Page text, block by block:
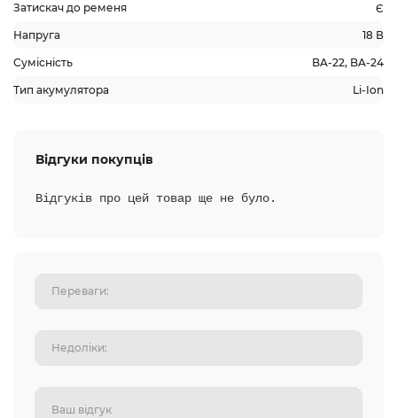
Затискач до ременя Є
Напруга 18 В
Сумісність BA-22, BA-24
Тип акумулятора Li-Ion
Відгуки покупців
Відгуків про цей товар ще не було.